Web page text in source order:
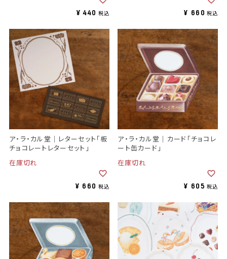
¥ 440 税込 ¥ 660 税込
ア・ラ・カル堂｜レターセット「板
チョコレートレターセット」
在庫切れ
¥ 660 税込
ア・ラ・カル堂｜カード「チョコレ
ート缶カード」
在庫切れ
¥ 605 税込